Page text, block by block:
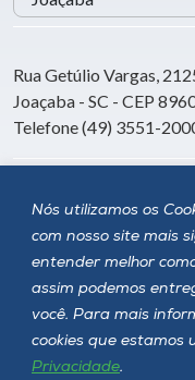
Nós utilizamos os
com nosso site mais
entender melhor
assim podemos
você. Para mais
cookies que estamos
Privacidade.
Rua Getúlio Vargas,
Joaçaba - SC - CEP
Telefone (49) 3551-
Siga a Unoesc